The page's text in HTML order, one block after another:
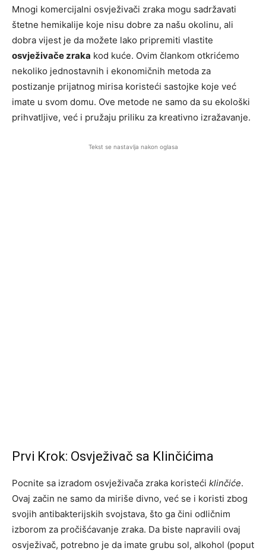
Mnogi komercijalni osvježivači zraka mogu sadržavati
štetne hemikalije koje nisu dobre za našu okolinu, ali
dobra vijest je da možete lako pripremiti vlastite
osvježivače zraka kod kuće. Ovim člankom otkrićemo
nekoliko jednostavnih i ekonomičnih metoda za
postizanje prijatnog mirisa koristeći sastojke koje već
imate u svom domu. Ove metode ne samo da su ekološki
prihvatljive, već i pružaju priliku za kreativno izražavanje.
Tekst se nastavlja nakon oglasa
Prvi Krok: Osvježivač sa Klinčićima
Pocnite sa izradom osvježivača zraka koristeći klinčiće.
Ovaj začin ne samo da miriše divno, već se i koristi zbog
svojih antibakterijskih svojstava, što ga čini odličnim
izborom za pročišćavanje zraka. Da biste napravili ovaj
osvježivač, potrebno je da imate grubu sol, alkohol (poput